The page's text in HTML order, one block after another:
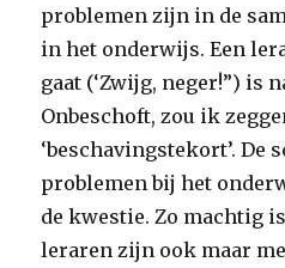
problemen zijn in de
in het onderwijs. Een
gaat (‘Zwijg, neger!”) is
Onbeschoft, zou ik
‘beschavingstekort’. De
problemen bij het
de kwestie. Zo machtig
leraren zijn ook maar